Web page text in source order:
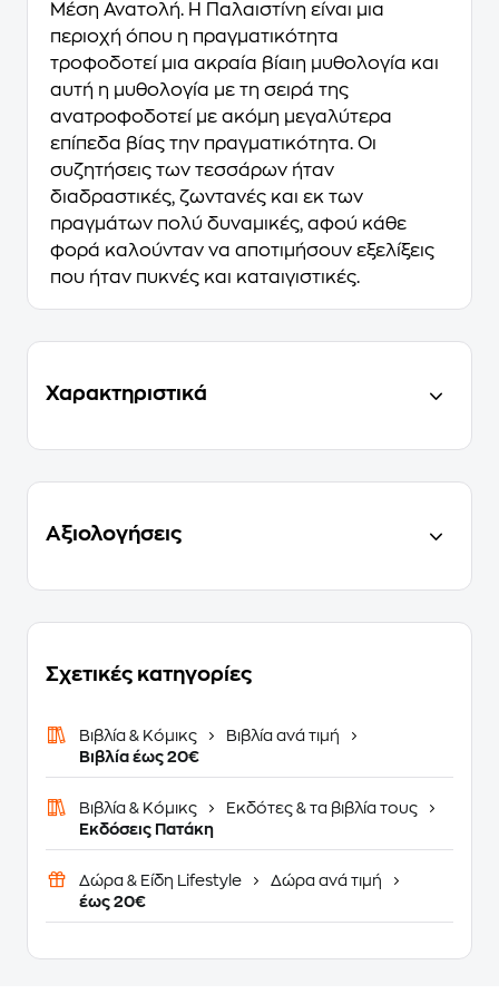
Μέση Ανατολή. Η Παλαιστίνη είναι μια
περιοχή όπου η πραγματικότητα
τροφοδοτεί μια ακραία βίαιη μυθολογία και
αυτή η μυθολογία με τη σειρά της
ανατροφοδοτεί με ακόμη μεγαλύτερα
επίπεδα βίας την πραγματικότητα. Oι
συζητήσεις των τεσσάρων ήταν
διαδραστικές, ζωντανές και εκ των
πραγμάτων πολύ δυναμικές, αφού κάθε
φορά καλούνταν να αποτιμήσουν εξελίξεις
που ήταν πυκνές και καταιγιστικές.
Χαρακτηριστικά
Αξιολογήσεις
Σχετικές κατηγορίες
Βιβλία & Κόμικς
Βιβλία ανά τιμή
Βιβλία έως 20€
Βιβλία & Κόμικς
Εκδότες & τα βιβλία τους
Εκδόσεις Πατάκη
Δώρα & Είδη Lifestyle
Δώρα ανά τιμή
έως 20€